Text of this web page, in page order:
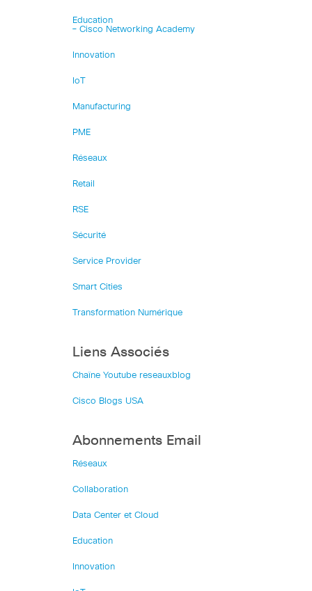
Education
– Cisco Networking Academy
Innovation
IoT
Manufacturing
PME
Réseaux
Retail
RSE
Sécurité
Service Provider
Smart Cities
Transformation Numérique
Liens Associés
Chaîne Youtube reseauxblog
Cisco Blogs USA
Abonnements Email
Réseaux
Collaboration
Data Center et Cloud
Education
Innovation